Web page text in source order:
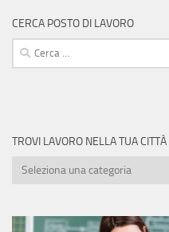
CERCA POSTO DI LAVORO
Ricerca
per:
TROVI LAVORO NELLA TUA CITTÀ
Trovi
tua